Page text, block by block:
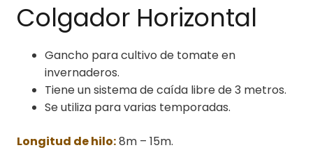
Colgador Horizontal
Gancho para cultivo de tomate en
invernaderos.
Tiene un sistema de caída libre de 3 metros.
Se utiliza para varias temporadas.
Longitud de hilo:8m – 15m.